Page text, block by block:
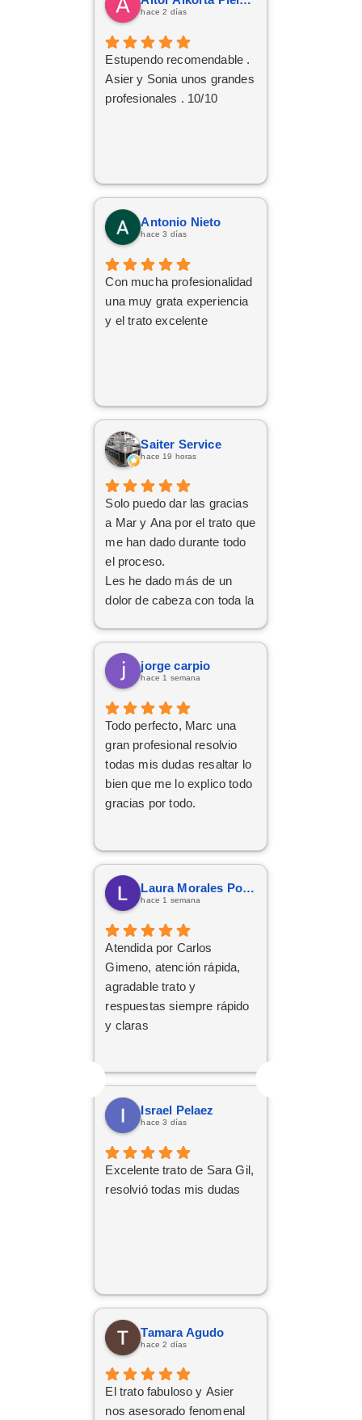
hace 2 días
Estupendo recomendable .
Asier y Sonia unos grandes
profesionales . 10/10
Antonio Nieto
hace 3 días
Con mucha profesionalidad
una muy grata experiencia
y el trato excelente
Saiter Service
hace 19 horas
Solo puedo dar las gracias
a Mar y Ana por el trato que
me han dado durante todo
el proceso.
Les he dado más de un
dolor de cabeza con toda la
trámites, pero siempre han
tenido una paciencia
increíble y un trato cercano
implicación y
profesionalidad, al final han
conseguido sacar adelante
Da gusto encontrarse con
personas así. ¡Mil gracias
jorge carpio
hace 1 semana
Todo perfecto, Marc una
gran profesional resolvio
todas mis dudas resaltar lo
bien que me lo explico todo
gracias por todo.
Laura Morales Porras
hace 1 semana
Atendida por Carlos
Gimeno, atención rápida,
agradable trato y
respuestas siempre rápido
y claras
Israel Pelaez
hace 3 días
Excelente trato de Sara Gil,
resolvió todas mis dudas
Tamara Agudo
hace 2 días
El trato fabuloso y Asier
nos asesorado fenomenal